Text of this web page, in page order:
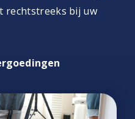
rechtstreeks bij uw